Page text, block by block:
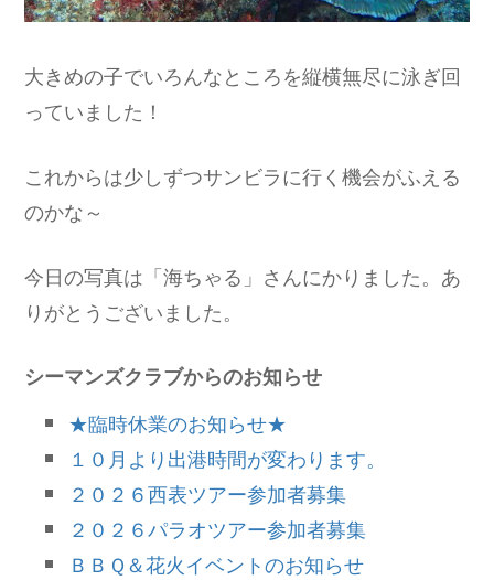
大きめの子でいろんなところを縦横無尽に泳ぎ回
っていました！
これからは少しずつサンビラに行く機会がふえる
のかな～
今日の写真は「海ちゃる」さんにかりました。あ
りがとうございました。
シーマンズクラブからのお知らせ
★臨時休業のお知らせ★
１０月より出港時間が変わります。
２０２６西表ツアー参加者募集
２０２６パラオツアー参加者募集
ＢＢＱ＆花火イベントのお知らせ